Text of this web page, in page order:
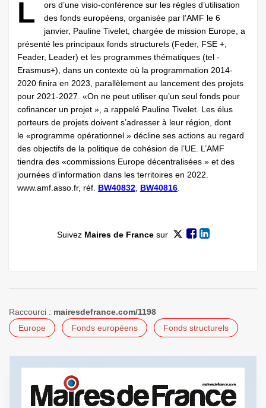
L
ors d’une visio-conférence sur les règles d’utilisation
des fonds européens, organisée par l’AMF le 6
janvier, Pauline Tivelet, chargée de mission Europe, a
présenté les principaux fonds structurels (Feder, FSE +,
Feader, Leader) et les ­programmes thématiques (tel ­
Erasmus+), dans un contexte où la programmation 2014-
2020 finira en 2023, parallèlement au lancement des projets
pour 2021-2027. «On ne peut utiliser qu’un seul fonds pour
cofinancer un projet », a rappelé Pauline Tivelet. Les élus
porteurs de projets doivent s’adresser à leur région, dont
le «programme opérationnel » décline ses actions au regard
des objectifs de la politique de cohésion de l’UE. L’AMF
tiendra des «commissions Europe décentralisées » et des
journées d’information dans les territoires en 2022.
www.amf.asso.fr, réf. BW40832 BW40816
Suivez Maires de Francesur
Raccourci : mairesdefrance.com/1198
Europe
Fonds européens Fonds structurels